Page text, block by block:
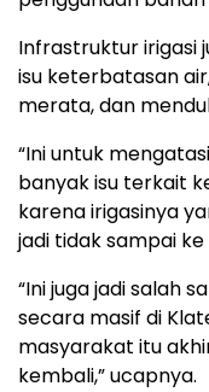
Infrastruktur irigasi
isu keterbatasan
merata, dan
“Ini untuk
banyak isu terkait
karena irigasinya
jadi tidak sampai ke
“Ini juga jadi salah
secara masif di
masyarakat itu
kembali,” ucapnya.